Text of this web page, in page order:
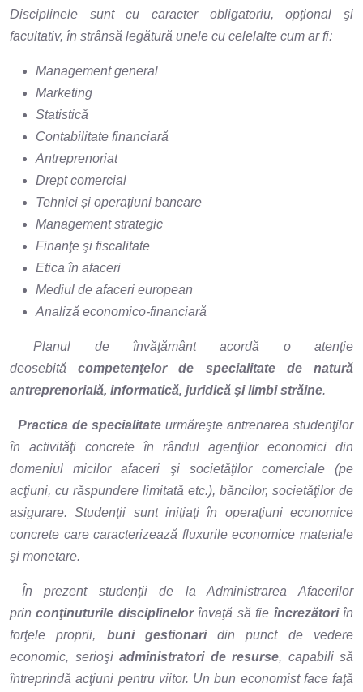
Disciplinele sunt cu caracter obligatoriu, opţional şi
facultativ, în strânsă legătură unele cu celelalte cum ar fi:
Management general
Marketing
Statistică
Contabilitate financiară
Antreprenoriat
Drept comercial
Tehnici și operațiuni bancare
Management strategic
Finanţe şi fiscalitate
Etica în afaceri
Mediul de afaceri european
Analiză economico-financiară
Planul de învăţământ acordă o atenţie
deosebităcompetenţelor de specialitate de natură
antreprenorială, informatică, juridică şi limbi străine.
Practica de specialitate urmăreşte antrenarea studenţilor
în activităţi concrete în rândul agenţilor economici din
domeniul micilor afaceri şi societăţilor comerciale (pe
acţiuni, cu răspundere limitată etc.), băncilor, societăţilor de
asigurare. Studenţii sunt iniţiaţi în operaţiuni economice
concrete care caracterizează fluxurile economice materiale
şi monetare.
În prezent studenţii de la Administrarea Afacerilor
princonţinuturile disciplinelorînvaţă să fie încrezătoriîn
forţele proprii, buni gestionaridin punct de vedere
economic, serioşi administratori de resurse, capabili să
întreprindă acţiuni pentru viitor. Un bun economist face faţă